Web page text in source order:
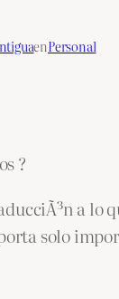
enPersonal
?
a lo
solo